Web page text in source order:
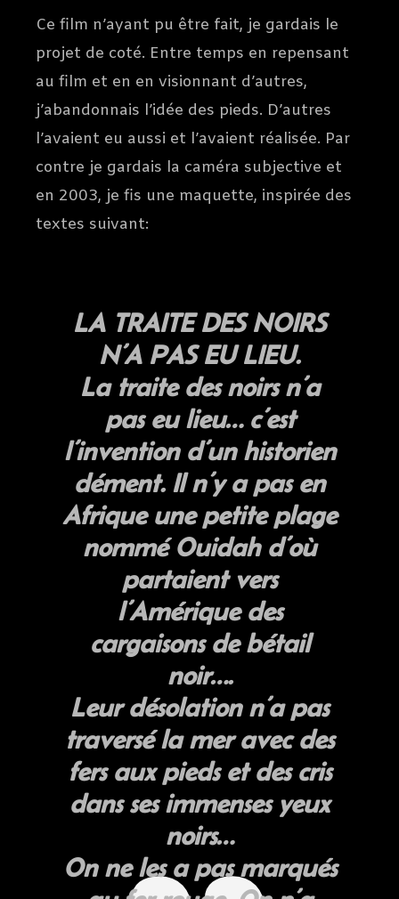
Ce film n’ayant pu être fait, je gardais le
projet de coté. Entre temps en repensant
au film et en en visionnant d’autres,
j’abandonnais l’idée des pieds. D’autres
l’avaient eu aussi et l’avaient réalisée. Par
contre je gardais la caméra subjective et
en 2003, je fis une maquette, inspirée des
textes suivant:
LA TRAITE DES NOIRS
N’A PAS EU LIEU.
La traite des noirs n’a
pas eu lieu… c’est
l’invention d’un historien
dément. Il n’y a pas en
Afrique une petite plage
nommé Ouidah d’où
partaient vers
l’Amérique des
cargaisons de bétail
noir….
Leur désolation n’a pas
traversé la mer avec des
fers aux pieds et des cris
dans ses immenses yeux
noirs…
On ne les a pas marqués